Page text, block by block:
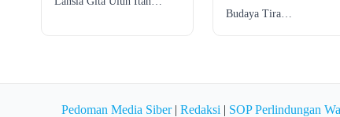
Budaya Tira…
Pedoman Media Siber| Redaksi | SOP Perlindungan